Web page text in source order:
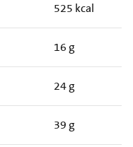
525 kcal
16 g
24 g
39 g